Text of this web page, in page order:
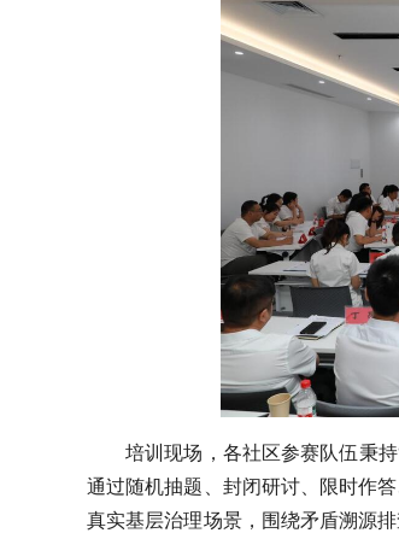
培训现场，各社区参赛队伍秉
通过随机抽题、封闭研讨、限时作
真实基层治理场景，围绕矛盾溯源